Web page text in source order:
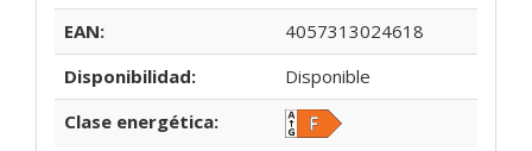
EAN:
4057313024618
Disponibilidad:
Disponible
Clase energética: